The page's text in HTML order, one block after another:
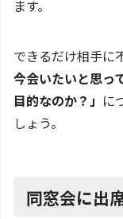
ます。
できるだけ相手に
今会いたいと思っ
目的なのか？」 に
しょう。
同窓会に出